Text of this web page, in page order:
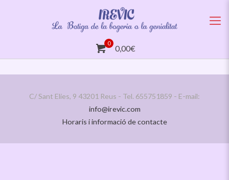
0
0,00€
C/ Sant Elies, 9 43201 Reus - Tel. 655751859 - E-mail:
info@irevic.com
Horaris i informació de contacte